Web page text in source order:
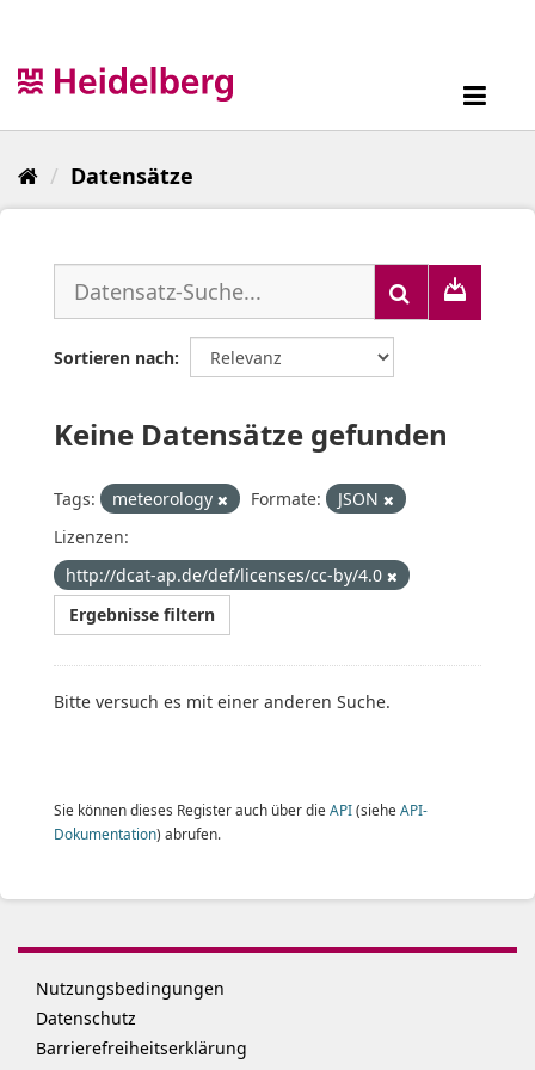
Datensätze
Sortieren nach
Keine Datensätze gefunden
Tags: meteorology Formate:
JSON
Lizenzen:
http://dcat-ap.de/def/licenses/cc-by/4.0
Ergebnisse filtern
Bitte versuch es mit einer anderen Suche.
Sie können dieses Register auch über die API(siehe API-
Dokumentation) abrufen.
Nutzungsbedingungen
Datenschutz
Barrierefreiheitserklärung